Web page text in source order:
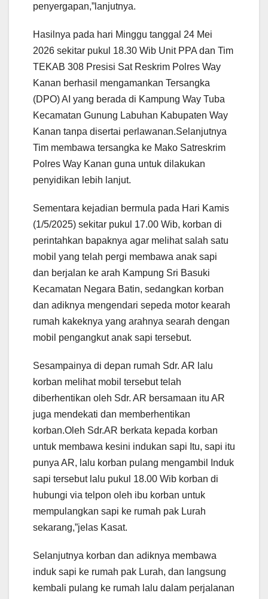
penyergapan,”lanjutnya.
Hasilnya pada hari Minggu tanggal 24 Mei
2026 sekitar pukul 18.30 Wib Unit PPA dan Tim
TEKAB 308 Presisi Sat Reskrim Polres Way
Kanan berhasil mengamankan Tersangka
(DPO) AI yang berada di Kampung Way Tuba
Kecamatan Gunung Labuhan Kabupaten Way
Kanan tanpa disertai perlawanan.Selanjutnya
Tim membawa tersangka ke Mako Satreskrim
Polres Way Kanan guna untuk dilakukan
penyidikan lebih lanjut.
Sementara kejadian bermula pada Hari Kamis
(1/5/2025) sekitar pukul 17.00 Wib, korban di
perintahkan bapaknya agar melihat salah satu
mobil yang telah pergi membawa anak sapi
dan berjalan ke arah Kampung Sri Basuki
Kecamatan Negara Batin, sedangkan korban
dan adiknya mengendari sepeda motor kearah
rumah kakeknya yang arahnya searah dengan
mobil pengangkut anak sapi tersebut.
Sesampainya di depan rumah Sdr. AR lalu
korban melihat mobil tersebut telah
diberhentikan oleh Sdr. AR bersamaan itu AR
juga mendekati dan memberhentikan
korban.Oleh Sdr.AR berkata kepada korban
untuk membawa kesini indukan sapi Itu, sapi itu
punya AR, lalu korban pulang mengambil Induk
sapi tersebut lalu pukul 18.00 Wib korban di
hubungi via telpon oleh ibu korban untuk
mempulangkan sapi ke rumah pak Lurah
sekarang,”jelas Kasat.
Selanjutnya korban dan adiknya membawa
induk sapi ke rumah pak Lurah, dan langsung
kembali pulang ke rumah lalu dalam perjalanan